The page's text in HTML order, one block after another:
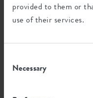
provided to them or
use of their services.
Selection
Necessary
Empreinte